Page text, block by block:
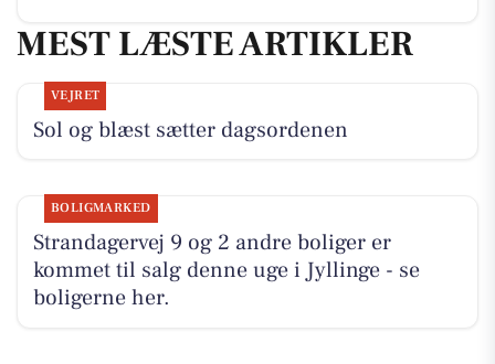
MEST LÆSTE ARTIKLER
VEJRET
Sol og blæst sætter dagsordenen
BOLIGMARKED
Strandagervej 9 og 2 andre boliger er
kommet til salg denne uge i Jyllinge - se
boligerne her.